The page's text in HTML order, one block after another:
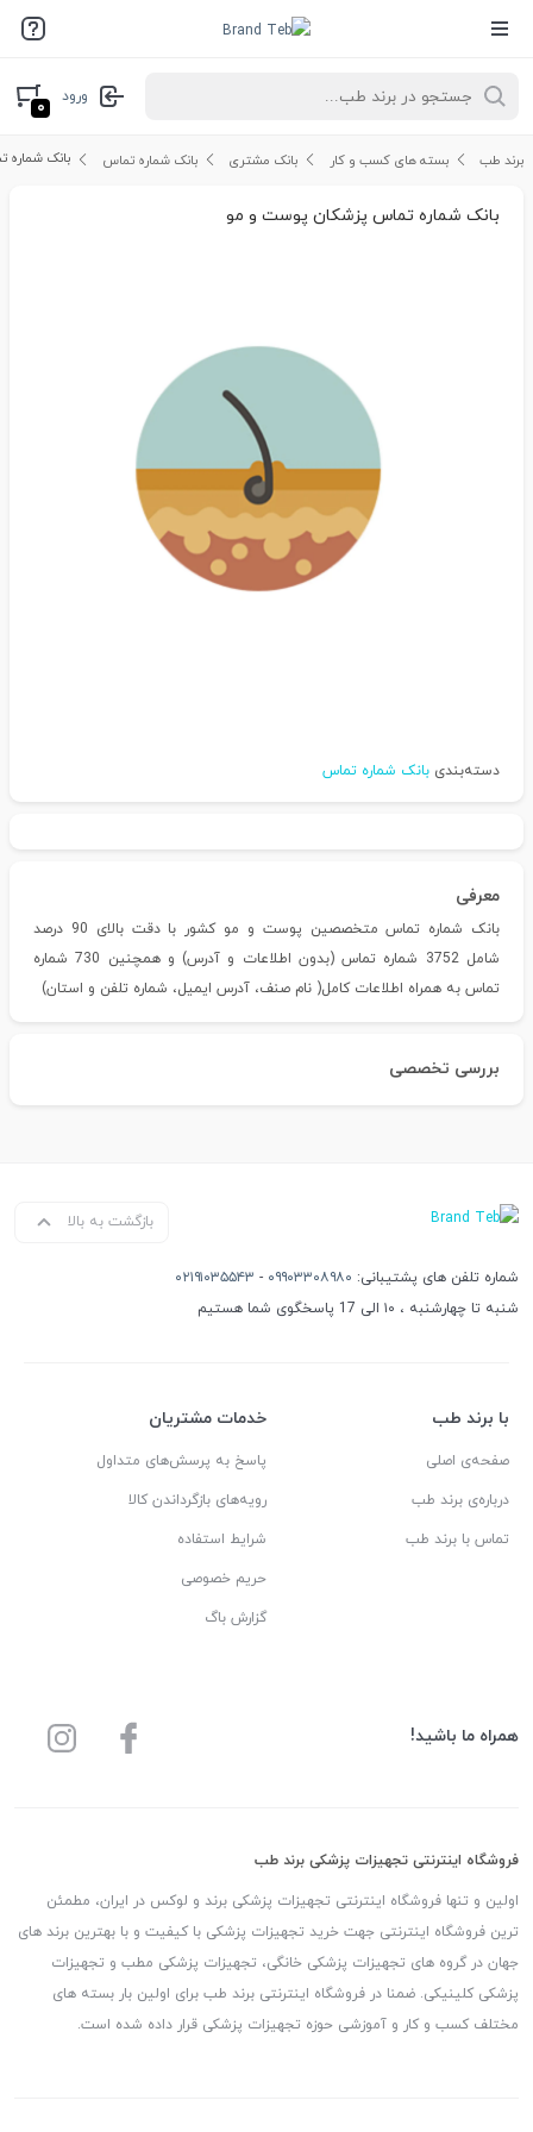
ورود
۰
برند طب بسته های کسب و کار بانک مشتری بانک شماره تماس بانک
بانک شماره تماس پزشکان پوست و مو
دسته‌بندی بانک شماره تماس
معرفی
بانک شماره تماس متخصصین پوست و مو کشور با دقت بالای 90 درصد
شامل 3752 شماره تماس (بدون اطلاعات و آدرس) و همچنین 730 شماره
تماس به همراه اطلاعات کامل( نام صنف، آدرس ایمیل، شماره تلفن و استان)
بررسی تخصصی
بازگشت به بالا
شماره تلفن های پشتیبانی: ۰۹۹۰۳۳۰۸۹۸۰ - ۰۲۱۹۱۰۳۵۵۴۳
شنبه تا چهارشنبه ، ۱۰ الی 17 پاسخگوی شما هستیم
با برند طب
صفحه‌ی اصلی
درباره‌ی برند طب
تماس با برند طب
خدمات مشتریان
پاسخ به پرسش‌های متداول
رویه‌های بازگرداندن کالا
شرایط استفاده
حریم خصوصی
گزارش باگ
همراه ما باشید!
فروشگاه اینترنتی تجهیزات پزشکی برند طب
اولین و تنها فروشگاه اینترنتی تجهیزات پزشکی برند و لوکس در ایران، مطمئن
ترین فروشگاه اینترنتی جهت خرید تجهیزات پزشکی با کیفیت و با بهترین برند های
جهان در گروه های تجهیزات پزشکی خانگی، تجهیزات پزشکی مطب و تجهیزات
پزشکی کلینیکی. ضمنا در فروشگاه اینترنتی برند طب برای اولین بار بسته های
مختلف کسب و کار و آموزشی حوزه تجهیزات پزشکی قرار داده شده است.